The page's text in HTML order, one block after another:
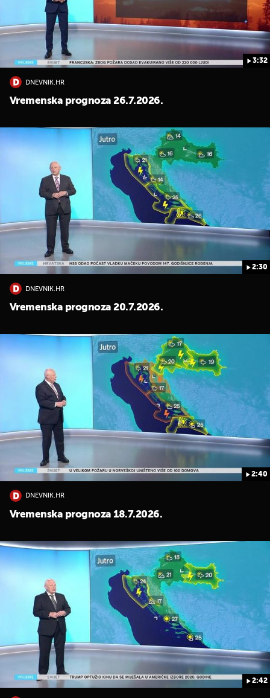
3:32
DNEVNIK.HR
Vremenska prognoza 26.7.2026.
2:30
DNEVNIK.HR
Vremenska prognoza 20.7.2026.
2:40
DNEVNIK.HR
Vremenska prognoza 18.7.2026.
2:42
UKLJUČITE NOTIFIKACIJE